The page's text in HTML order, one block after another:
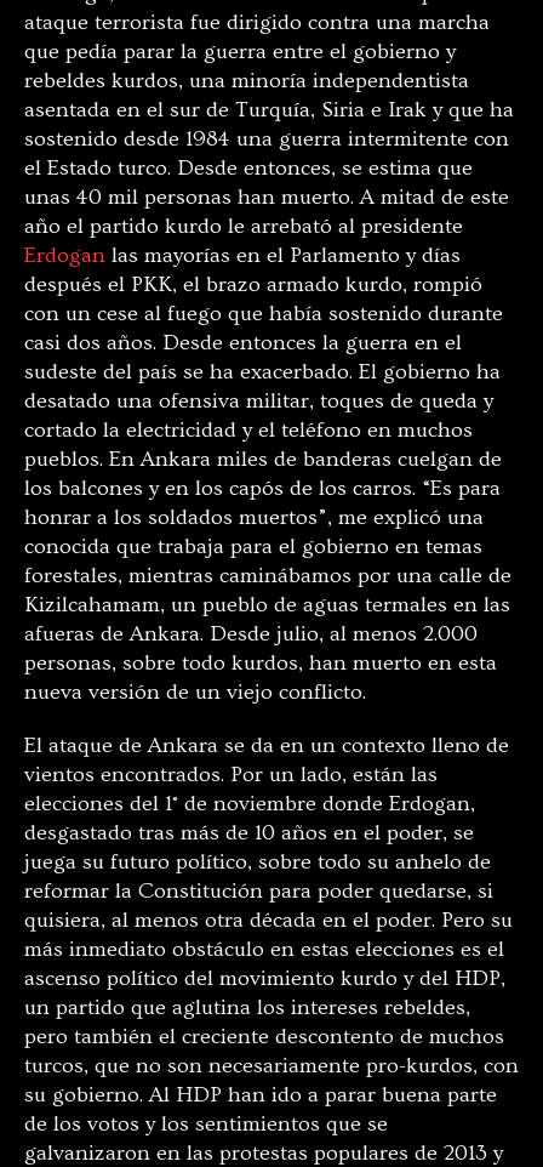
ataque terrorista fue dirigido contra una marcha
que pedía parar la guerra entre el gobierno y
rebeldes kurdos, una minoría independentista
asentada en el sur de Turquía, Siria e Irak y que ha
sostenido desde 1984 una guerra intermitente con
el Estado turco. Desde entonces, se estima que
unas 40 mil personas han muerto. A mitad de este
año el partido kurdo le arrebató al presidente
Erdogan las mayorías en el Parlamento y días
después el PKK, el brazo armado kurdo, rompió
con un cese al fuego que había sostenido durante
casi dos años. Desde entonces la guerra en el
sudeste del país se ha exacerbado. El gobierno ha
desatado una ofensiva militar, toques de queda y
cortado la electricidad y el teléfono en muchos
pueblos. En Ankara miles de banderas cuelgan de
los balcones y en los capós de los carros. “Es para
honrar a los soldados muertos”, me explicó una
conocida que trabaja para el gobierno en temas
forestales, mientras caminábamos por una calle de
Kizilcahamam, un pueblo de aguas termales en las
afueras de Ankara. Desde julio, al menos 2.000
personas, sobre todo kurdos, han muerto en esta
nueva versión de un viejo conflicto.
El ataque de Ankara se da en un contexto lleno de
vientos encontrados. Por un lado, están las
elecciones del 1° de noviembre donde Erdogan,
desgastado tras más de 10 años en el poder, se
juega su futuro político, sobre todo su anhelo de
reformar la Constitución para poder quedarse, si
quisiera, al menos otra década en el poder. Pero su
más inmediato obstáculo en estas elecciones es el
ascenso político del movimiento kurdo y del HDP,
un partido que aglutina los intereses rebeldes,
pero también el creciente descontento de muchos
turcos, que no son necesariamente pro-kurdos, con
su gobierno. Al HDP han ido a parar buena parte
de los votos y los sentimientos que se
galvanizaron en las protestas populares de 2013 y